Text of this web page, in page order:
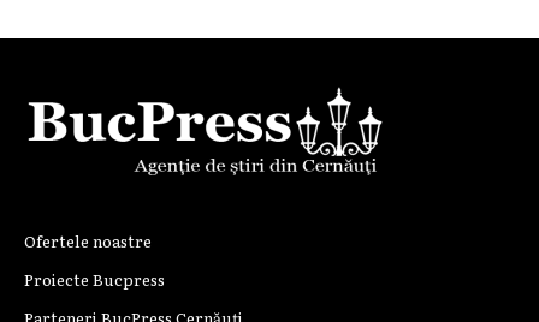
Ofertele noastre
Proiecte Bucpress